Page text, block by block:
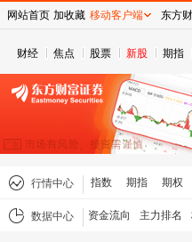
财经 焦点 股票 新股 期指
行情中心 指数 期指 期权
数据中心 资金流向 主力排名
网站首页 加收藏 移动客户端 东方